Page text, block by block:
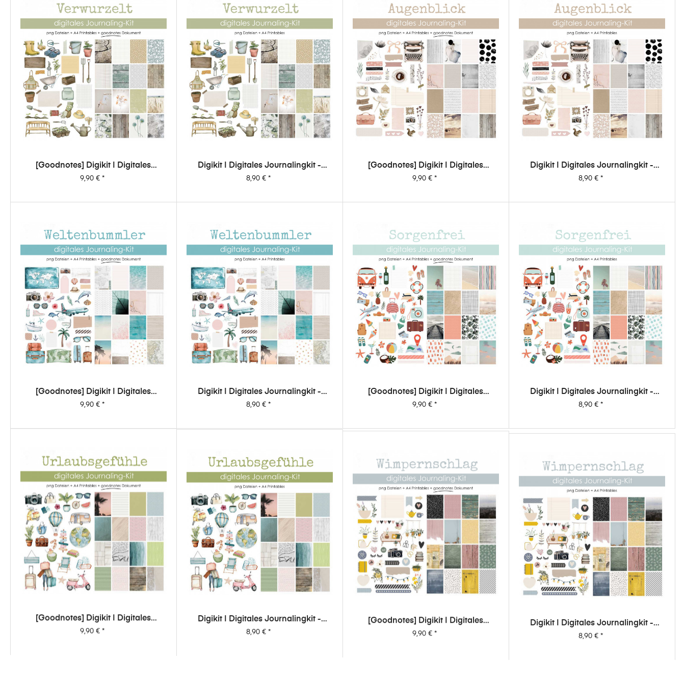
[Goodnotes] Digikit | Digitales
Journalingkit - Verwurzelt
Preis
9,90 €*
Digikit | Digitales Journalingkit -
Verwurzelt
Preis
8,90 €*
[Goodnotes] Digikit | Digitales
Journalingkit - Augenblick
Preis
9,90 €*
Digikit | Digitales Journalingkit -
Augenblick
Preis
8,90 €*
[Goodnotes] Digikit | Digitales
Journalingkit - Weltenbummler
Preis
9,90 €*
Digikit | Digitales Journalingkit -
Weltenbummler
Preis
8,90 €*
[Goodnotes] Digikit | Digitales
Journalingkit - Sorgenfrei
Preis
9,90 €*
Digikit | Digitales Journalingkit -
Sorgenfrei
Preis
8,90 €*
[Goodnotes] Digikit | Digitales
Journalingkit - Urlaubsgefühle
Preis
9,90 €*
Digikit | Digitales Journalingkit -
Urlaubsgefühle
Preis
8,90 €*
[Goodnotes] Digikit | Digitales
Journalingkit - Wimpernschlag
Preis
9,90 €*
Digikit | Digitales Journalingkit -
Wimpernschlag